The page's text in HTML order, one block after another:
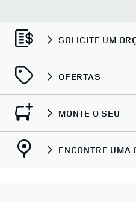
SOLICITE UM
OFERTAS
MONTE O SEU
ENCONTRE UMA